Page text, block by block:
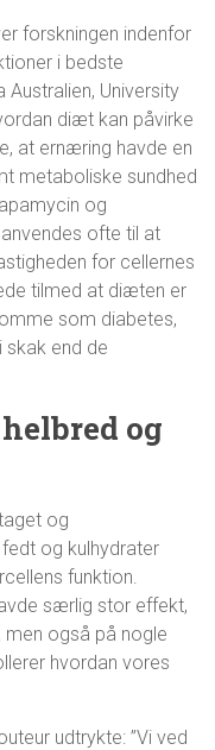
forskningen indenfor
i bedste
Australien, University
diæt kan påvirke
at ernæring havde en
metaboliske sundhed
og
ofte til at
for cellernes
tilmed at diæten er
som diabetes,
end de
og
og
og kulhydrater
funktion.
særlig stor effekt,
også på nogle
hvordan vores
udtrykte: ”Vi ved